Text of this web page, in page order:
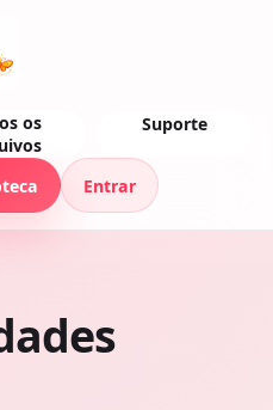
os
Suporte
Entrar